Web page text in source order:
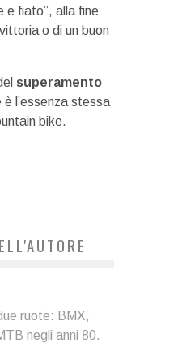
e fiato”, alla fine
o di un buon
superamento
è l’essenza stessa
bike.
ruote: BMX,
negli anni 80.